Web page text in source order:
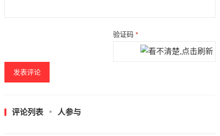
验证码*
评论列表 人参与